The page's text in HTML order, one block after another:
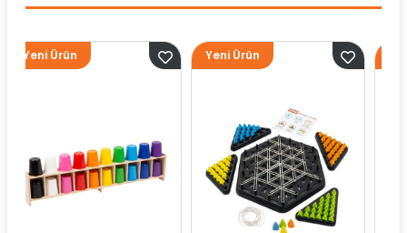
Yeni Ürün Yeni Ürün